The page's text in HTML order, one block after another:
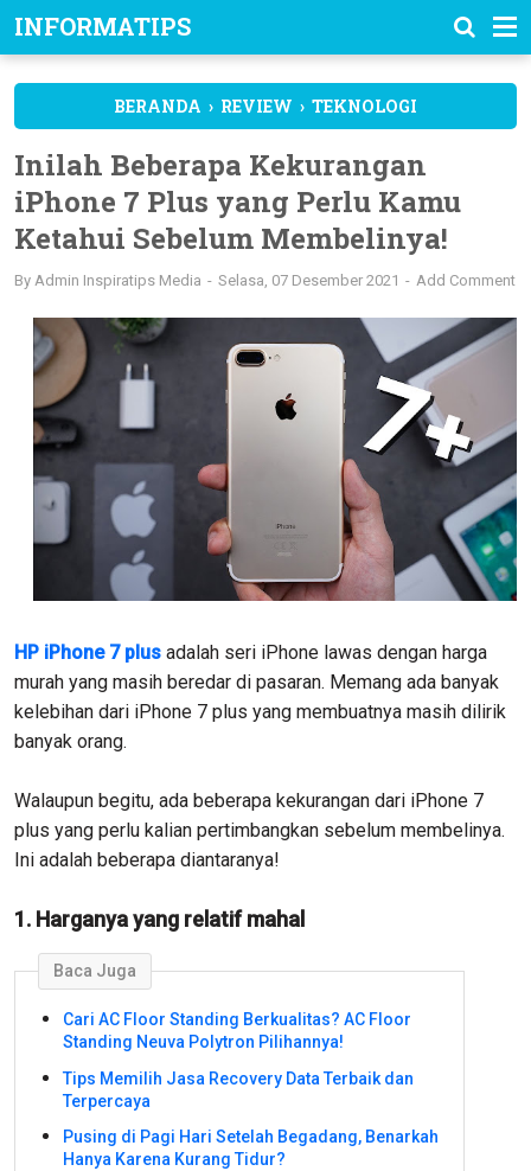
INFORMATIPS
BERANDA › REVIEW › TEKNOLOGI
Inilah Beberapa Kekurangan
iPhone 7 Plus yang Perlu Kamu
Ketahui Sebelum Membelinya!
By Admin Inspiratips Media Selasa, 07 Desember 2021 Add Comment
HP iPhone 7 plus adalah seri iPhone lawas dengan harga
murah yang masih beredar di pasaran. Memang ada banyak
kelebihan dari iPhone 7 plus yang membuatnya masih dilirik
banyak orang.
Walaupun begitu, ada beberapa kekurangan dari iPhone 7
plus yang perlu kalian pertimbangkan sebelum membelinya.
Ini adalah beberapa diantaranya!
1. Harganya yang relatif mahal
Baca Juga
Cari AC Floor Standing Berkualitas? AC Floor
Standing Neuva Polytron Pilihannya!
Tips Memilih Jasa Recovery Data Terbaik dan
Terpercaya
Pusing di Pagi Hari Setelah Begadang, Benarkah
Hanya Karena Kurang Tidur?